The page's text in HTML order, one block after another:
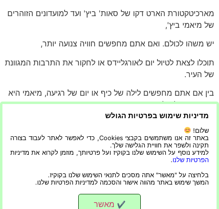
מארכיטקטורת הארט דקו של סאות' ביץ' ועד למועדונים הזוהרים
של מיאמי ביץ',
יש משהו לכולם. ואם אתם מחפשים חוויה צנועה יותר,
תוכלו לצאת לטיול יום לאורגליידס או לחקור את התרבות המגוונת
של העיר.
בין אם אתם מחפשים לילה של כיף או יום של רגיעה, מיאמי היא
היעד המושלם למסיבת רווקות.
החשוב ביותר במסיבת הרווקות.
תוך התייחסות מדוקדקת של העדפות הכלה ושפע תכנון,
מסיבת רווקות יכולה להיות חוויה בלתי נשכחת לכל
המעורבים.
מדיניות שימוש בפרטיות הגולש
שלום!
באתר זה אנו משתמשים בקבצי Cookies, כדי לאפשר לאתר לעבוד בצורה
תקינה ולשפר את חוויית הגלישה שלך.
למידע נוסף על השימוש שלנו בקוקיז ועל פרטיותך, מוזמן לקרוא את מדיניות
הפרטיות שלנו.
בלחיצה על "מאשר" אתה מסכים לתנאי השימוש שלנו בקוקיז.
המשך שימוש באתר מהווה אישור והסכמה למדיניות הפרטיות שלנו.
✔ מאשר